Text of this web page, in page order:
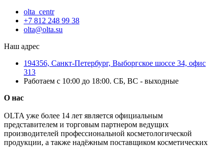
olta_centr
+7 812 248 99 38
olta@olta.su
Наш адрес
194356, Санкт-Петербург, Выборгское шоссе 34, офис
313
Работаем с 10:00 до 18:00. СБ, ВС - выходные
О нас
OLTA уже более 14 лет является официальным
представителем и торговым партнером ведущих
производителей профессиональной косметологической
продукции, а также надёжным поставщиком косметических